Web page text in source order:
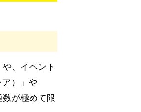
、イベント
）」や
数が極めて限